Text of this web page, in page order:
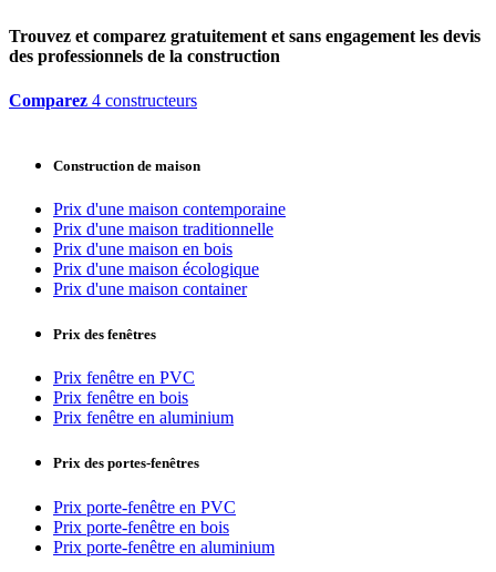
Trouvez et comparez gratuitement et sans engagement les devis
des professionnels de la construction
Comparez 4 constructeurs
Construction de maison
Prix d'une maison contemporaine
Prix d'une maison traditionnelle
Prix d'une maison en bois
Prix d'une maison écologique
Prix d'une maison container
Prix des fenêtres
Prix fenêtre en PVC
Prix fenêtre en bois
Prix fenêtre en aluminium
Prix des portes-fenêtres
Prix porte-fenêtre en PVC
Prix porte-fenêtre en bois
Prix porte-fenêtre en aluminium